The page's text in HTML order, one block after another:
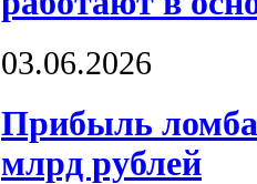
03.06.2026
Прибыль
млрд рублей